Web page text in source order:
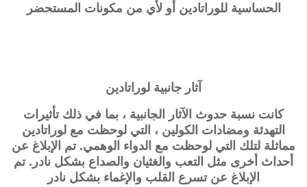
الحساسية للوراتادين أو لأي من مكونات المستحضر
آثار جانبية لوراتادين
كانت نسبة حدوث الآثار الجانبية ، بما في ذلك تأثيرات
التهدئة ومضادات الكولين ، التي لوحظت مع لوراتادين
مماثلة لتلك التي لوحظت مع الدواء الوهمي. تم الإبلاغ عن
أحداث أخرى مثل التعب والغثيان والصداع بشكل نادر. تم
الإبلاغ عن تسرع القلب والإغماء بشكل نادر